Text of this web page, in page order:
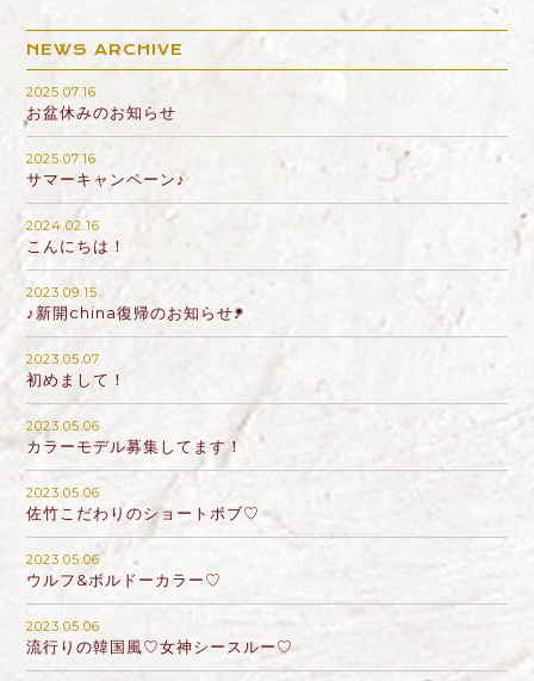
NEWS ARCHIVE
2025.07.16
お盆休みのお知らせ
2025.07.16
サマーキャンペーン♪
2024.02.16
こんにちは！
2023.09.15
♪新開china復帰のお知らせ♪
2023.05.07
初めまして！
2023.05.06
カラーモデル募集してます！
2023.05.06
佐竹こだわりのショートボブ♡
2023.05.06
ウルフ&ボルドーカラー♡
2023.05.06
流行りの韓国風♡女神シースルー♡